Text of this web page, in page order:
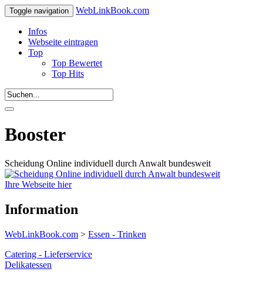
Toggle navigation WebLinkBook.com
Infos
Webseite eintragen
Top
Top Bewertet
Top Hits
Booster
Scheidung Online individuell durch Anwalt bundesweit
Ihre Webseite hier
Information
WebLinkBook.com > Essen - Trinken
Catering - Lieferservice
Delikatessen